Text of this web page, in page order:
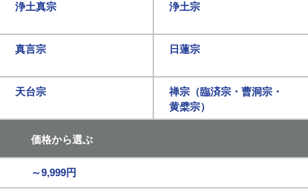
浄土真宗 浄土宗
真言宗 日蓮宗
天台宗
禅宗（臨済宗・曹洞宗・
黄檗宗）
価格から選ぶ
～9,999円